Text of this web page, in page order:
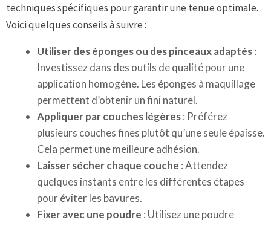
techniques spécifiques pour garantir une tenue optimale.
Voici quelques conseils à suivre :
Utiliser des éponges ou des pinceaux adaptés:
Investissez dans des outils de qualité pour une
application homogène. Les éponges à maquillage
permettent d’obtenir un fini naturel.
Appliquer par couches légères: Préférez
plusieurs couches fines plutôt qu’une seule épaisse.
Cela permet une meilleure adhésion.
Laisser sécher chaque couche : Attendez
quelques instants entre les différentes étapes
pour éviter les bavures.
Fixer avec une poudre : Utilisez une poudre